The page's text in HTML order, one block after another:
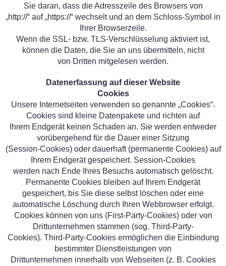
Sie daran, dass die Adresszeile des Browsers von
„http://“ auf „https://“ wechselt und an dem Schloss-Symbol in
Ihrer Browserzeile.
Wenn die SSL- bzw. TLS-Verschlüsselung aktiviert ist,
können die Daten, die Sie an uns übermitteln, nicht
von Dritten mitgelesen werden.
Datenerfassung auf dieser Website
Cookies
Unsere Internetseiten verwenden so genannte „Cookies“.
Cookies sind kleine Datenpakete und richten auf
Ihrem Endgerät keinen Schaden an. Sie werden entweder
vorübergehend für die Dauer einer Sitzung
(Session-Cookies) oder dauerhaft (permanente Cookies) auf
Ihrem Endgerät gespeichert. Session-Cookies
werden nach Ende Ihres Besuchs automatisch gelöscht.
Permanente Cookies bleiben auf Ihrem Endgerät
gespeichert, bis Sie diese selbst löschen oder eine
automatische Löschung durch Ihren Webbrowser erfolgt.
Cookies können von uns (First-Party-Cookies) oder von
Drittunternehmen stammen (sog. Third-Party-
Cookies). Third-Party-Cookies ermöglichen die Einbindung
bestimmter Dienstleistungen von
Drittunternehmen innerhalb von Webseiten (z. B. Cookies